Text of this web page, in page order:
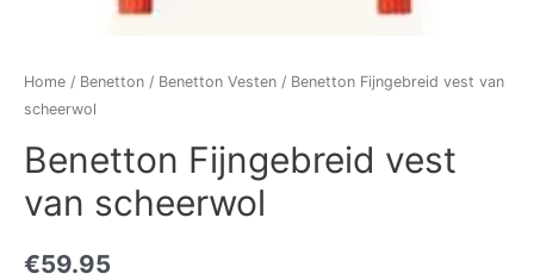
Home / Benetton / Benetton Vesten / Benetton Fijngebreid vest van
scheerwol
Benetton Fijngebreid vest
van scheerwol
€59.95